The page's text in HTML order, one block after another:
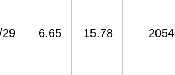
29 6.65 15.78 2054